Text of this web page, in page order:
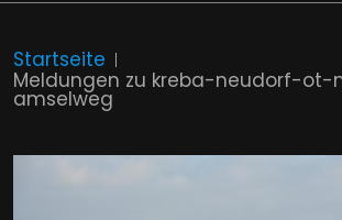
Startseite
Meldungen zu kreba-neudorf-ot-
amselweg